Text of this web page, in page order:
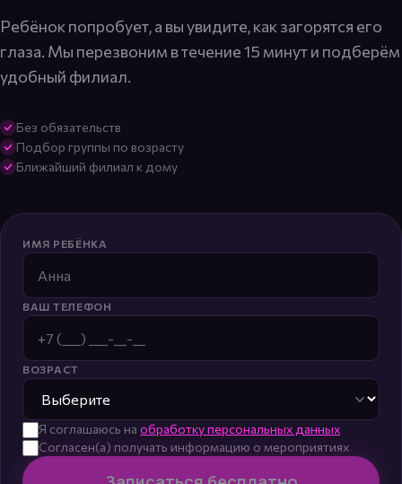
Ребёнок попробует, а вы увидите, как загорятся его
глаза. Мы перезвоним в течение 15 минут и подберём
удобный филиал.
Без обязательств
Подбор группы по возрасту
Ближайший филиал к дому
ИМЯ РЕБЁНКА
ВАШ ТЕЛЕФОН
ВОЗРАСТ
Я соглашаюсь на обработку персональных данных
Согласен(а) получать информацию о мероприятиях